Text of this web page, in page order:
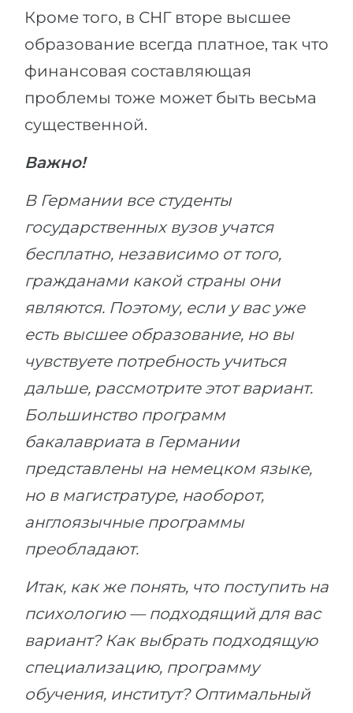
Кроме того, в СНГ вторе высшее
образование всегда платное, так что
финансовая составляющая
проблемы тоже может быть весьма
существенной.
Важно!
В Германии все студенты
государственных вузов учатся
бесплатно, независимо от того,
гражданами какой страны они
являются. Поэтому, если у вас уже
есть высшее образование, но вы
чувствуете потребность учиться
дальше, рассмотрите этот вариант.
Большинство программ
бакалавриата в Германии
представлены на немецком языке,
но в магистратуре, наоборот,
англоязычные программы
преобладают.
Итак, как же понять, что поступить на
психологию — подходящий для вас
вариант? Как выбрать подходящую
специализацию, программу
обучения, институт? Оптимальный